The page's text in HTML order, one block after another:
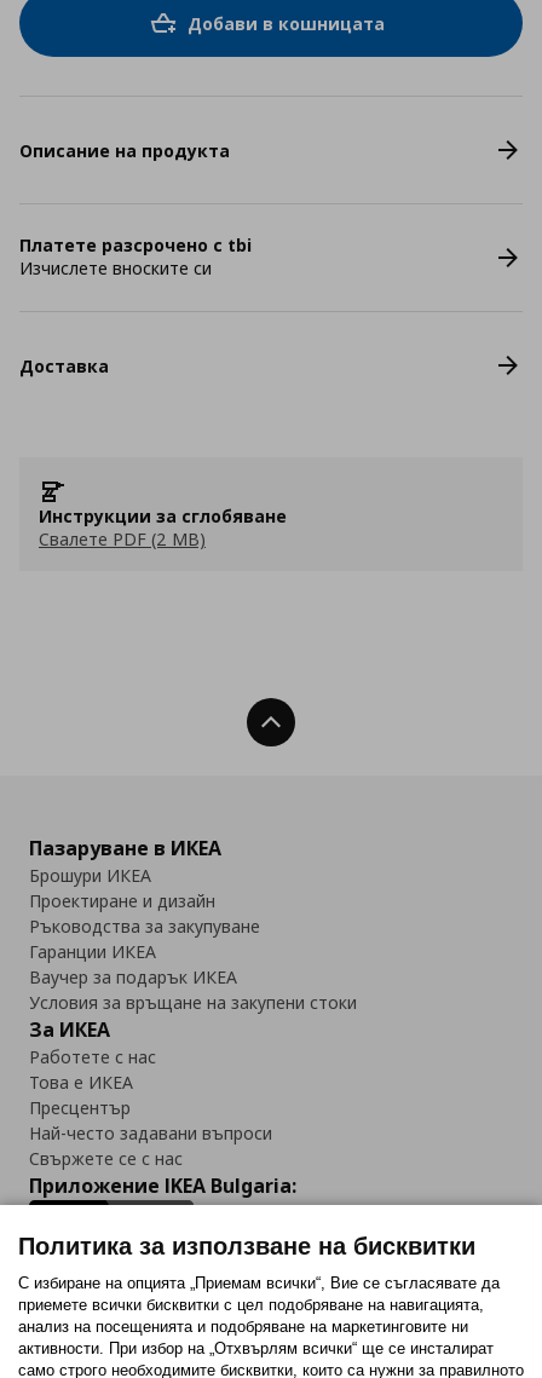
Добави в кошницата
Описание на продукта
Платете разсрочено с tbi
Изчислете вноските си
Доставка
Инструкции за сглобяване
Свалете PDF (2 MB)
Нагоре
Пазаруване в ИКЕА
Брошури ИКЕА
Проектиране и дизайн
Ръководства за закупуване
Гаранции ИКЕА
Ваучер за подарък ИКЕА
Условия за връщане на закупени стоки
За ИКЕА
Работете с нас
Това е ИКЕА
Пресцентър
Най-често задавани въпроси
Свържете се с нас
Приложение IKEA Bulgaria:
Последвайте ни:
FacebookTwitterYoutubePinterestInstagram
Политика за използване на бисквитки
С избиране на опцията „Приемам всички“, Вие се съгласявате да
приемете всички бисквитки с цел подобряване на навигацията,
анализ на посещенията и подобряване на маркетинговите ни
активности. При избор на „Отхвърлям всички“ ще се инсталират
само строго необходимитe бисквитки, които са нужни за правилното